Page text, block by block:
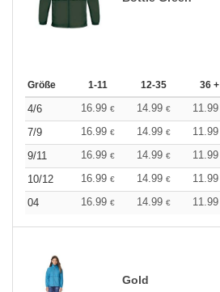
Größe 1-11 12-35 36 +
4/6 16.99 € 14.99 € 11.99
7/9
16.99 € 14.99 € 11.99
9/11
16.99 € 14.99 € 11.99
10/12
16.99 € 14.99 € 11.99
04
16.99 € 14.99 € 11.99
Gold